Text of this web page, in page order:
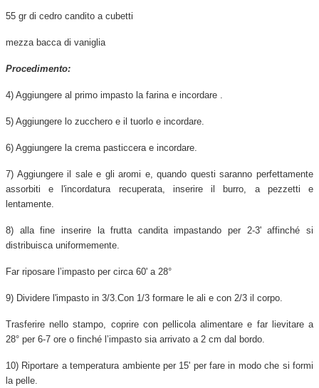
55 gr di cedro candito a cubetti
mezza bacca di vaniglia
Procedimento:
4) Aggiungere al primo impasto la farina e incordare .
5) Aggiungere lo zucchero e il tuorlo e incordare.
6) Aggiungere la crema pasticcera e incordare.
7) Aggiungere il sale e gli aromi e, quando questi saranno perfettamente
assorbiti e l'incordatura recuperata, inserire il burro, a pezzetti e
lentamente.
8) alla fine inserire la frutta candita impastando per 2-3' affinché si
distribuisca uniformemente.
Far riposare l’impasto per circa 60' a 28°
9) Dividere l'impasto in 3/3.Con 1/3 formare le ali e con 2/3 il corpo.
Trasferire nello stampo, coprire con pellicola alimentare e far lievitare a
28° per 6-7 ore o finché l’impasto sia arrivato a 2 cm dal bordo.
10) Riportare a temperatura ambiente per 15' per fare in modo che si formi
la pelle.